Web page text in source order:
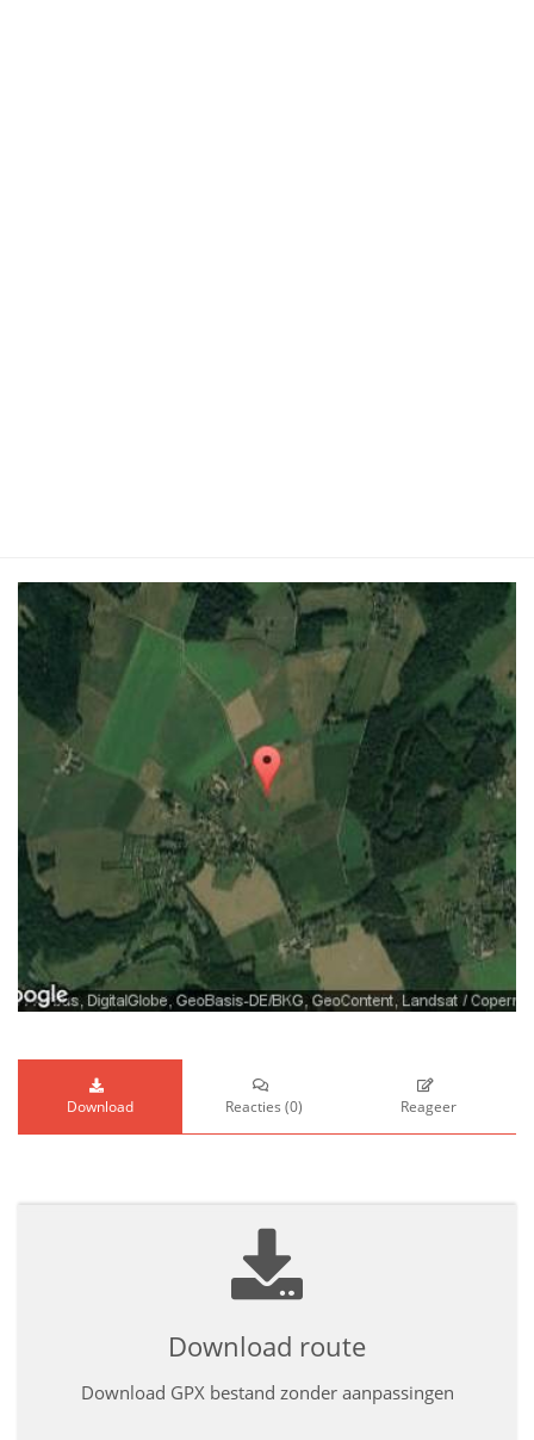
Download Reacties (0) Reageer
Download route
Download GPX bestand zonder aanpassingen